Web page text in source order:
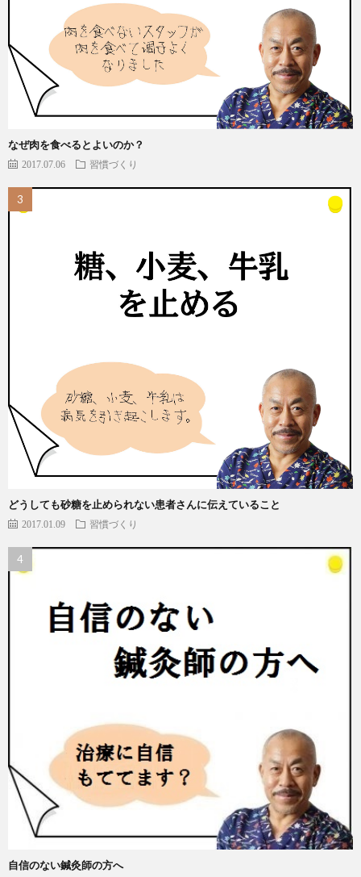
なぜ肉を食べるとよいのか？
2017.07.06 習慣づくり
どうしても砂糖を止められない患者さんに伝えていること
2017.01.09 習慣づくり
自信のない鍼灸師の方へ